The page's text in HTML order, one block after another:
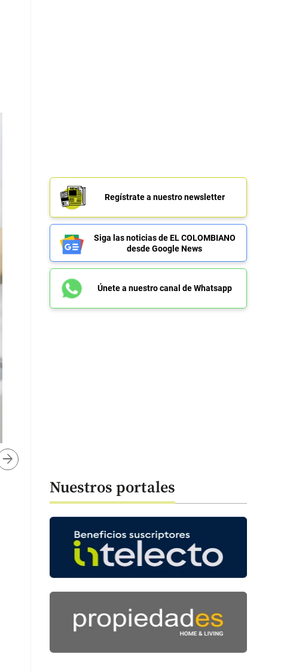
arrow_forward
Regístrate a nuestro newsletter
Siga las noticias de EL COLOMBIANO
desde Google News
Únete a nuestro canal de Whatsapp
Nuestros portales